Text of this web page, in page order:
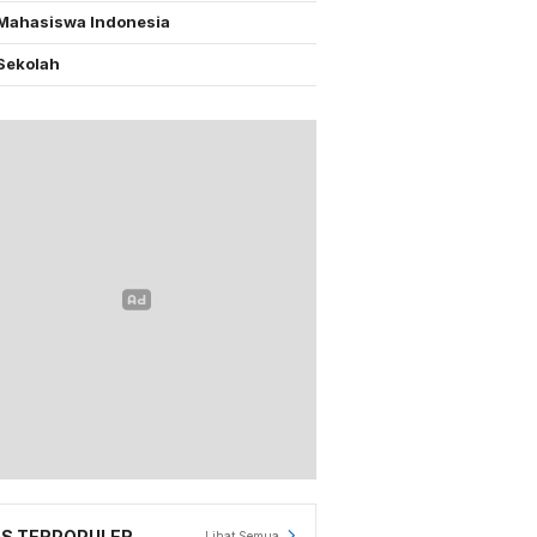
Indonesia